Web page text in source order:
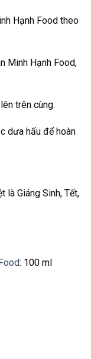
Hạnh Food theo
Minh Hạnh Food,
trên cùng.
dưa hấu để hoàn
là Giáng Sinh, Tết,
: 100 ml